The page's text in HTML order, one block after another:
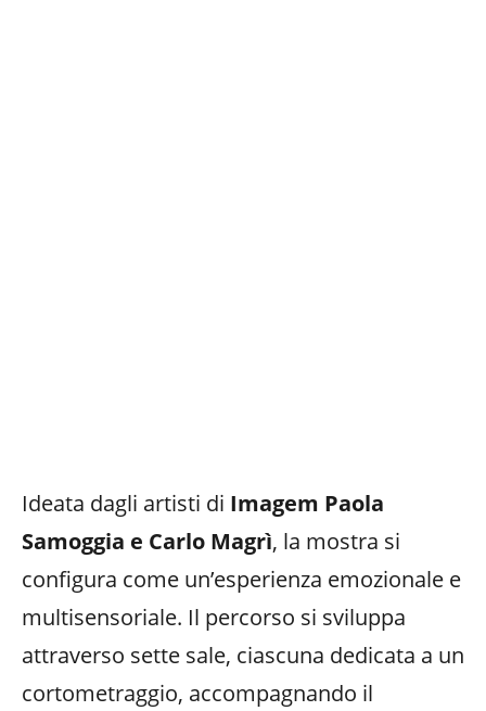
Ideata dagli artisti di Imagem Paola
Samoggia e Carlo Magrì, la mostra si
configura come un’esperienza emozionale e
multisensoriale. Il percorso si sviluppa
attraverso sette sale, ciascuna dedicata a un
cortometraggio, accompagnando il